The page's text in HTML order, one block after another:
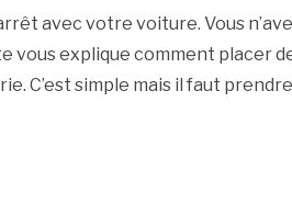
avec votre voiture. Vous
vous explique comment placer
C’est simple mais il faut